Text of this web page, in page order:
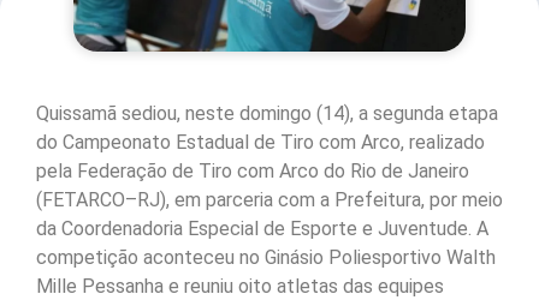
Quissamã sediou, neste domingo (14), a segunda etapa
do Campeonato Estadual de Tiro com Arco, realizado
pela Federação de Tiro com Arco do Rio de Janeiro
(FETARCO–RJ), em parceria com a Prefeitura, por meio
da Coordenadoria Especial de Esporte e Juventude. A
competição aconteceu no Ginásio Poliesportivo Walth
Mille Pessanha e reuniu oito atletas das equipes